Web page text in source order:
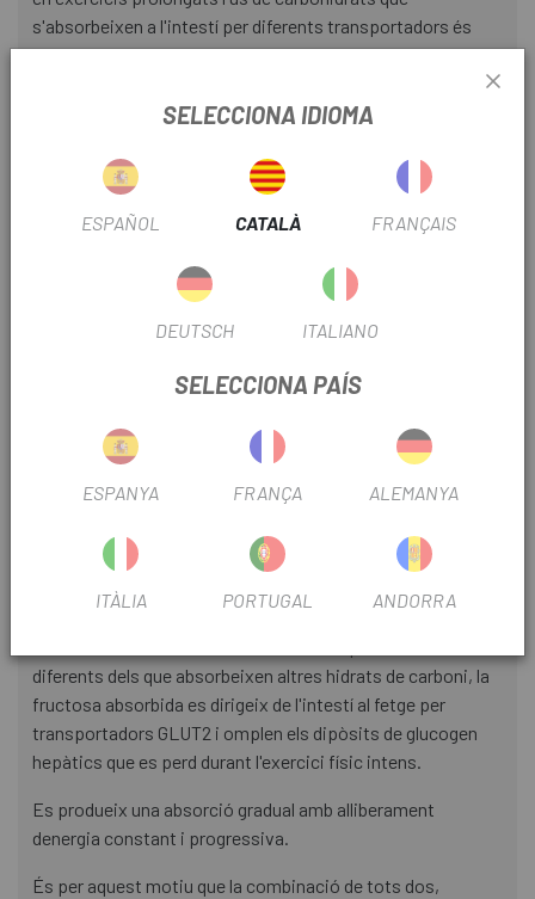
s'absorbeixen a l'intestí per diferents transportadors és
l'única manera d'augmentar la taxa d'assimilació i oxidació
Per això, las investigacions confirmen que l'ideal és
combinar fonts d'hidrats de carboni. Nosaltres hem optat
per Maltodextrina, per controlar el pes
molecular/osmolaritat, i laltra ha de ser Fructosa.
MALTODEXTRINA:
converteix en glucosa per viatjar a las cèl·lules i
proporcionar-los energia de forma ràpida.
sang, alliberament d'energia instantània.
Ràpid buidat gàstric pel gran pes molecular i la baixa
secundaris gastrointestinals.
FRUCTOSA:
diferents dels que absorbeixen altres hidrats de carboni, la
fructosa absorbida es dirigeix de l'intestí al fetge per
transportadors GLUT2 i omplen els dipòsits de glucogen
hepàtics que es perd durant l'exercici físic intens.
Es produeix una absorció gradual amb alliberament
denergia constant i progressiva.
És per aquest motiu que la combinació de tots dos,
SELECCIONA IDIOMA
ESPAÑOL CATALÀ FRANÇAIS
DEUTSCH ITALIANO
SELECCIONA PAÍS
ESPANYA FRANÇA ALEMANYA
ITÀLIA PORTUGAL ANDORRA